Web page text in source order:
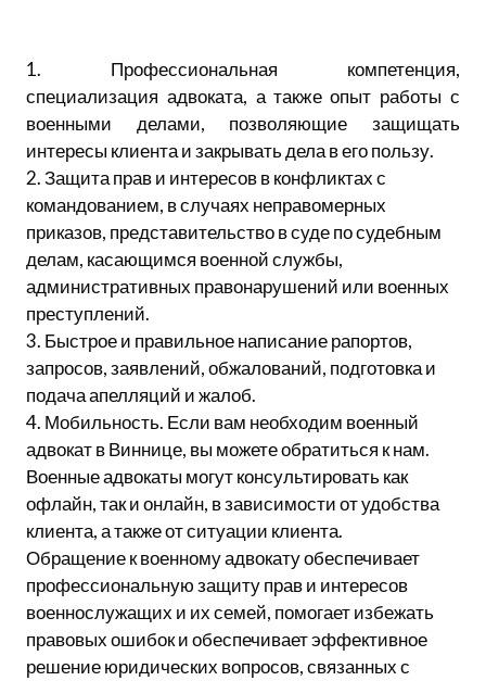
1. Профессиональная компетенция,
специализация адвоката, а также опыт работы с
военными делами, позволяющие защищать
интересы клиента и закрывать дела в его пользу.
2. Защита прав и интересов в конфликтах с
командованием, в случаях неправомерных
приказов, представительство в суде по судебным
делам, касающимся военной службы,
административных правонарушений или военных
преступлений.
3. Быстрое и правильное написание рапортов,
запросов, заявлений, обжалований, подготовка и
подача апелляций и жалоб.
4. Мобильность. Если вам необходим военный
адвокат в Виннице, вы можете обратиться к нам.
Военные адвокаты могут консультировать как
офлайн, так и онлайн, в зависимости от удобства
клиента, а также от ситуации клиента.
Обращение к военному адвокату обеспечивает
профессиональную защиту прав и интересов
военнослужащих и их семей, помогает избежать
правовых ошибок и обеспечивает эффективное
решение юридических вопросов, связанных с